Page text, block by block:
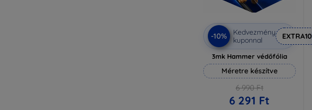
-10%
Kedvezmény
kuponnal
EXTRA10
3mk Hammer védőfólia
Méretre készítve
6 990 Ft
6 291 Ft